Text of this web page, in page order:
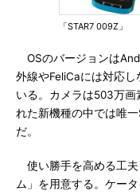
「STAR7 009Z」
OSのバージョンは
外線やFeliCaには対応
いる。カメラは503万画
れた新機種の中では唯
だ。
使い勝手を高める工夫
ム」を用意する。ケー